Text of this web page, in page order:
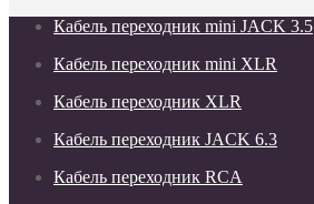
Кабель переходник mini JACK 3.5
Кабель переходник mini XLR
Кабель переходник XLR
Кабель переходник JACK 6.3
Кабель переходник RCA